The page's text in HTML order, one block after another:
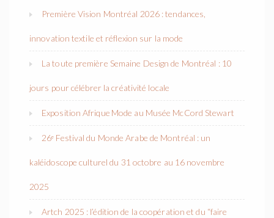
Première Vision Montréal 2026 : tendances,
innovation textile et réflexion sur la mode
La toute première Semaine Design de Montréal : 10
jours pour célébrer la créativité locale
Exposition Afrique Mode au Musée McCord Stewart
26ᵉ Festival du Monde Arabe de Montréal : un
kaléidoscope culturel du 31 octobre au 16 novembre
2025
Artch 2025 : l’édition de la coopération et du “faire